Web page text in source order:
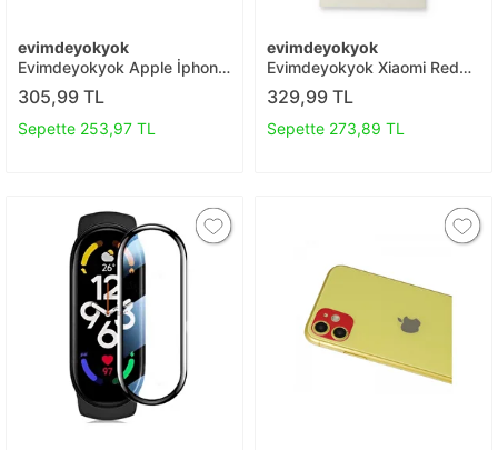
evimdeyokyok
Evimdeyokyok Apple İphone
13 Pro Max 3d Antistatik
Cam Ekran Koruyucu T20
305,99 TL
Sepette 253,97 TL
evimdeyokyok
Evimdeyokyok Xiaomi Redmi
9t 6d Mat Seramik Hayalet
Nano Ekran Koruyucu T20
329,99 TL
Sepette 273,89 TL